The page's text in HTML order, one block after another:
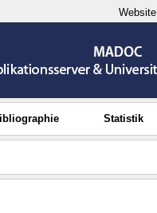
Statistik